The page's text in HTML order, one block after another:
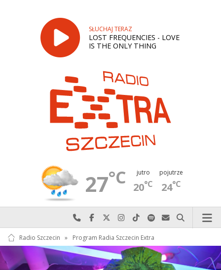
SŁUCHAJ TERAZ
LOST FREQUENCIES - LOVE
IS THE ONLY THING
27°C jutro
20°C
pojutrze
24°C
Najlepiej po prostu do nas zadzwoń
Odwiedź nas na Facebook-u
Odwiedź nas na X
Odwiedź nas na Instagram-ie
Odwiedź nas na TikTok-u
Szukaj nas na Spotify
Wyślij do nas
Szukaj
Radio Szczecin » Program Radia Szczecin Extra